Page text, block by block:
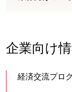
企業向け
経済交流プロ